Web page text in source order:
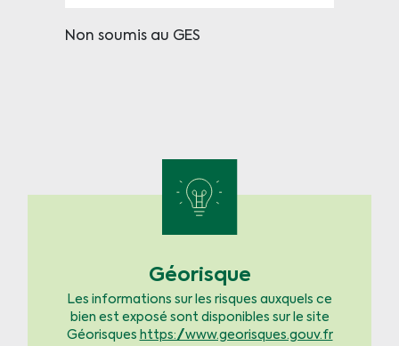
Non soumis au GES
Géorisque
Les informations sur les risques auxquels ce
bien est exposé sont disponibles sur le site
Géorisques https://www.georisques.gouv.fr